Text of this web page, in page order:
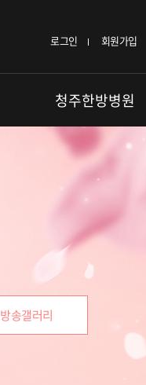
로그인 회원가입
청주한방병원
방송갤러리